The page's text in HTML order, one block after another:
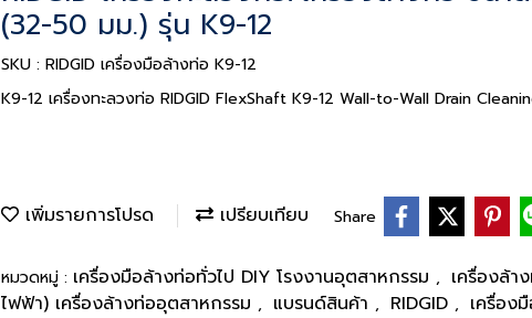
(32-50 มม.) รุ่น K9-12
SKU : RIDGID เครื่องมือล้างท่อ K9-12
K9-12 เครื่องทะลวงท่อ RIDGID FlexShaft K9-12 Wall-to-Wall Drain
เพิ่มรายการโปรด เปรียบเทียบ Share
หมวดหมู่ : เครื่องมือล้างท่อทั่วไป DIY โรงงานอุตสาหกรรม , เครื่องล้า
ไฟฟ้า) เครื่องล้างท่ออุตสาหกรรม , แบรนด์สินค้า , RIDGID , เครื่อง